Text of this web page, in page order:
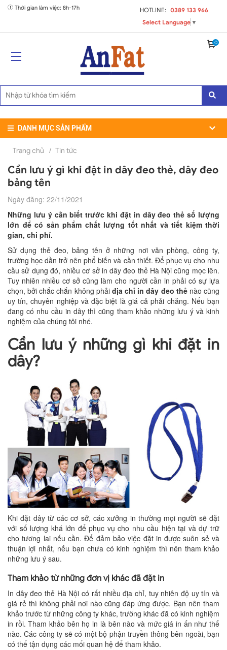
Thời gian làm việc: 8h-17h HOTLINE:
0389 133 966
Select Language ▼
0
DANH MỤC SẢN PHẨM
Trang chủ / Tin tức
Cần lưu ý gì khi đặt in dây đeo thẻ, dây đeo
bảng tên
Ngày đăng: 22/11/2021
Những lưu ý cần biết trước khi đặt in dây đeo thẻ số lượng
lớn để có sản phẩm chất lượng tốt nhất và tiết kiệm thời
gian, chi phí.
Sử dụng thẻ đeo, bảng tên ở những nơi văn phòng, công ty,
trường học dần trở nên phổ biến và cần thiết. Để phục vụ cho nhu
cầu sử dụng đó, nhiều cơ sở in dây đeo thẻ Hà Nội cũng mọc lên.
Tuy nhiên nhiều cơ sở cũng làm cho người cần in phải có sự lựa
chọn, bởi chắc chắn không phải địa chỉ in dây đeo thẻnào cũng
uy tín, chuyên nghiệp và đặc biệt là giá cả phải chăng. Nếu bạn
đang có nhu cầu in dây thì cũng tham khảo những lưu ý và kinh
nghiệm của chúng tôi nhé.
Cần lưu ý những gì khi đặt in
dây?
Khi đặt dây từ các cơ sở, các xưởng in thường mọi người sẽ đặt
với số lượng khá lớn để phục vụ cho nhu cầu hiện tại và dự trữ
cho tương lai nếu cần. Để đảm bảo việc đặt in được suôn sẻ và
thuận lợi nhất, nếu bạn chưa có kinh nghiệm thì nên tham khảo
những lưu ý sau.
Tham khảo từ những đơn vị khác đã đặt in
In dây đeo thẻ Hà Nội có rất nhiều địa chỉ, tuy nhiên độ uy tín và
giá rẻ thì không phải nơi nào cũng đáp ứng được. Bạn nên tham
khảo trước từ những công ty khác, trường khác đã có kinh nghiệm
in rồi. Tham khảo bên họ in là bên nào và mức giá in ấn như thế
nào. Các công ty sẽ có một bộ phận truyền thông bên ngoài, bạn
có thể tận dụng các mối quan hệ để tham khảo.